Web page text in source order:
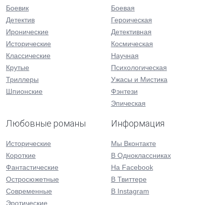
Боевик
Детектив
Иронические
Исторические
Классические
Крутые
Триллеры
Шпионские
Боевая
Героическая
Детективная
Космическая
Научная
Психологическая
Ужасы и Мистика
Фэнтези
Эпическая
Любовные романы
Исторические
Короткие
Фантастические
Остросюжетные
Современные
Эротические
Информация
Мы Вконтакте
В Одноклассниках
На Facebook
В Твиттере
В Instagram